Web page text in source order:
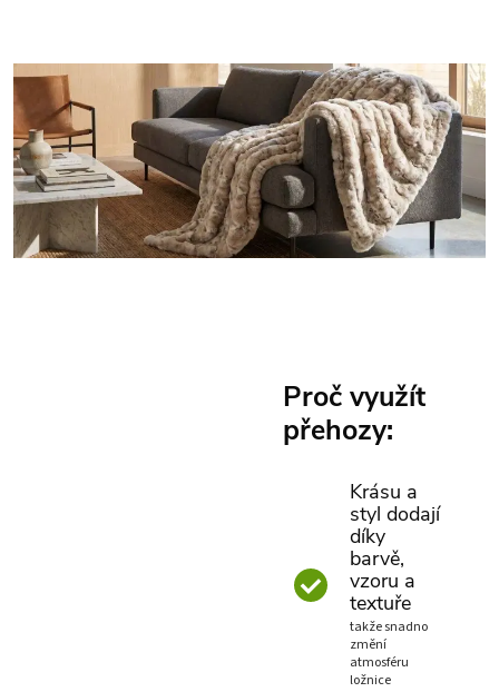
Proč využít
přehozy:
Krásu a
styl dodají
díky
barvě,
vzoru a
textuře
takže snadno
změní
atmosféru
ložnice